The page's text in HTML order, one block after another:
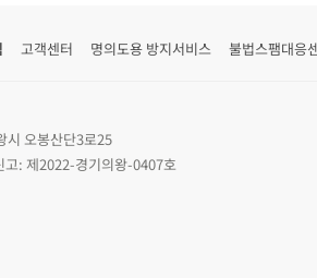
고객센터 명의도용 방지서비스 불법스팸대응
시 오봉산단3로25
: 제2022-경기의왕-0407호